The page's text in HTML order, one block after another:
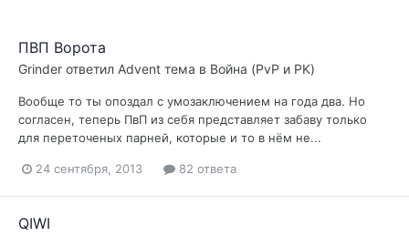
ПВП Ворота
Grinder ответил Advent тема в Война (PvP и PK)
Вообще то ты опоздал с умозаключением на года два. Но
согласен, теперь ПвП из себя представляет забаву только
для переточеных парней, которые и то в нём не...
24 сентября, 2013 82 ответа
QIWI